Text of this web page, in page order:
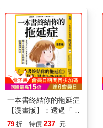
一本書終結你的拖延症
【漫畫版】：透過「小
行動」打開大腦的行動
79 折 特價 237 元